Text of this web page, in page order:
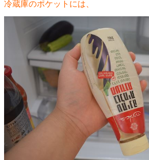
冷蔵庫のポケットには、